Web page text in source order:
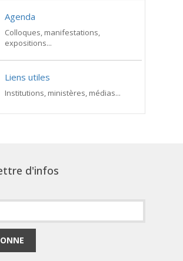
Agenda
Colloques, manifestations,
expositions...
Liens utiles
Institutions, ministères, médias...
d'infos